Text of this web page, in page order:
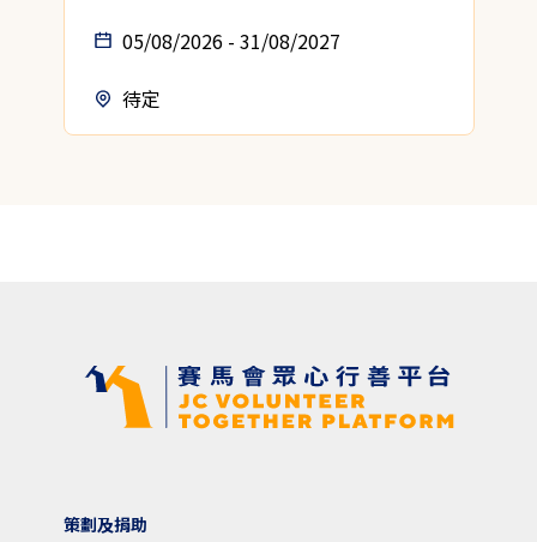
05/08/2026 - 31/08/2027
待定
策劃及捐助